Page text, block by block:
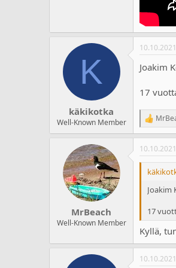
K
käkikotka
Well-Known Member
10.10.2021
Joakim
17
R
e
a
c
t
MrBeach
Well-Known Member
10.10.2021
Joakim
17
Kyllä,
10.10.2021